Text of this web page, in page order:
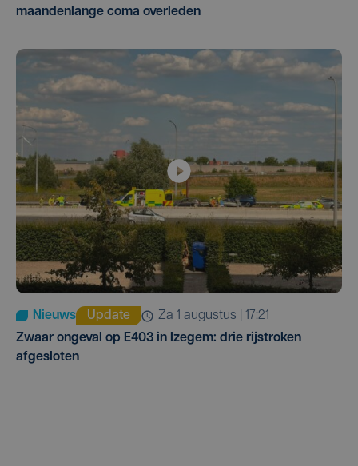
maandenlange coma overleden
Nieuws Update
za 1 augustus | 17:21
Zwaar ongeval op E403 in Izegem: drie rijstroken
afgesloten